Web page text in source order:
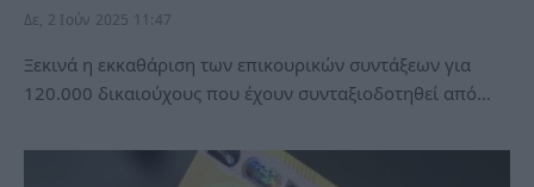
Δε, 2 Ιούν 2025 11:47
Ξεκινά η εκκαθάριση των επικουρικών συντάξεων για
120.000 δικαιούχους που έχουν συνταξιοδοτηθεί από…